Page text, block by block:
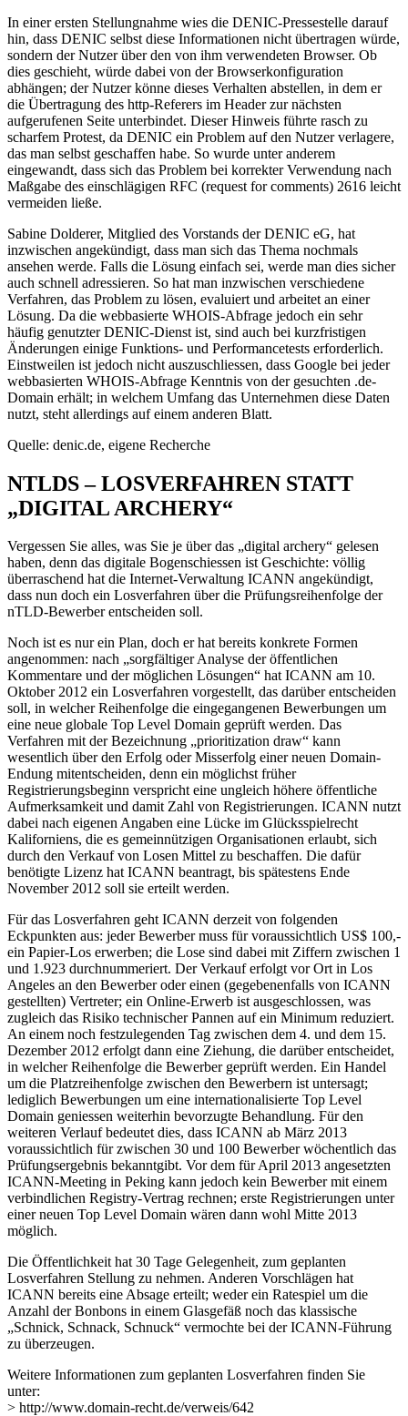
In einer ersten Stellungnahme wies die DENIC-Pressestelle darauf
hin, dass DENIC selbst diese Informationen nicht übertragen würde,
sondern der Nutzer über den von ihm verwendeten Browser. Ob
dies geschieht, würde dabei von der Browserkonfiguration
abhängen; der Nutzer könne dieses Verhalten abstellen, in dem er
die Übertragung des http-Referers im Header zur nächsten
aufgerufenen Seite unterbindet. Dieser Hinweis führte rasch zu
scharfem Protest, da DENIC ein Problem auf den Nutzer verlagere,
das man selbst geschaffen habe. So wurde unter anderem
eingewandt, dass sich das Problem bei korrekter Verwendung nach
Maßgabe des einschlägigen RFC (request for comments) 2616 leicht
vermeiden ließe.
Sabine Dolderer, Mitglied des Vorstands der DENIC eG, hat
inzwischen angekündigt, dass man sich das Thema nochmals
ansehen werde. Falls die Lösung einfach sei, werde man dies sicher
auch schnell adressieren. So hat man inzwischen verschiedene
Verfahren, das Problem zu lösen, evaluiert und arbeitet an einer
Lösung. Da die webbasierte WHOIS-Abfrage jedoch ein sehr
häufig genutzter DENIC-Dienst ist, sind auch bei kurzfristigen
Änderungen einige Funktions- und Performancetests erforderlich.
Einstweilen ist jedoch nicht auszuschliessen, dass Google bei jeder
webbasierten WHOIS-Abfrage Kenntnis von der gesuchten .de-
Domain erhält; in welchem Umfang das Unternehmen diese Daten
nutzt, steht allerdings auf einem anderen Blatt.
Quelle: denic.de, eigene Recherche
NTLDS – LOSVERFAHREN STATT
„DIGITAL ARCHERY“
Vergessen Sie alles, was Sie je über das „digital archery“ gelesen
haben, denn das digitale Bogenschiessen ist Geschichte: völlig
überraschend hat die Internet-Verwaltung ICANN angekündigt,
dass nun doch ein Losverfahren über die Prüfungsreihenfolge der
nTLD-Bewerber entscheiden soll.
Noch ist es nur ein Plan, doch er hat bereits konkrete Formen
angenommen: nach „sorgfältiger Analyse der öffentlichen
Kommentare und der möglichen Lösungen“ hat ICANN am 10.
Oktober 2012 ein Losverfahren vorgestellt, das darüber entscheiden
soll, in welcher Reihenfolge die eingegangenen Bewerbungen um
eine neue globale Top Level Domain geprüft werden. Das
Verfahren mit der Bezeichnung „prioritization draw“ kann
wesentlich über den Erfolg oder Misserfolg einer neuen Domain-
Endung mitentscheiden, denn ein möglichst früher
Registrierungsbeginn verspricht eine ungleich höhere öffentliche
Aufmerksamkeit und damit Zahl von Registrierungen. ICANN nutzt
dabei nach eigenen Angaben eine Lücke im Glücksspielrecht
Kaliforniens, die es gemeinnützigen Organisationen erlaubt, sich
durch den Verkauf von Losen Mittel zu beschaffen. Die dafür
benötigte Lizenz hat ICANN beantragt, bis spätestens Ende
November 2012 soll sie erteilt werden.
Für das Losverfahren geht ICANN derzeit von folgenden
Eckpunkten aus: jeder Bewerber muss für voraussichtlich US$ 100,-
ein Papier-Los erwerben; die Lose sind dabei mit Ziffern zwischen 1
und 1.923 durchnummeriert. Der Verkauf erfolgt vor Ort in Los
Angeles an den Bewerber oder einen (gegebenenfalls von ICANN
gestellten) Vertreter; ein Online-Erwerb ist ausgeschlossen, was
zugleich das Risiko technischer Pannen auf ein Minimum reduziert.
An einem noch festzulegenden Tag zwischen dem 4. und dem 15.
Dezember 2012 erfolgt dann eine Ziehung, die darüber entscheidet,
in welcher Reihenfolge die Bewerber geprüft werden. Ein Handel
um die Platzreihenfolge zwischen den Bewerbern ist untersagt;
lediglich Bewerbungen um eine internationalisierte Top Level
Domain geniessen weiterhin bevorzugte Behandlung. Für den
weiteren Verlauf bedeutet dies, dass ICANN ab März 2013
voraussichtlich für zwischen 30 und 100 Bewerber wöchentlich das
Prüfungsergebnis bekanntgibt. Vor dem für April 2013 angesetzten
ICANN-Meeting in Peking kann jedoch kein Bewerber mit einem
verbindlichen Registry-Vertrag rechnen; erste Registrierungen unter
einer neuen Top Level Domain wären dann wohl Mitte 2013
möglich.
Die Öffentlichkeit hat 30 Tage Gelegenheit, zum geplanten
Losverfahren Stellung zu nehmen. Anderen Vorschlägen hat
ICANN bereits eine Absage erteilt; weder ein Ratespiel um die
Anzahl der Bonbons in einem Glasgefäß noch das klassische
„Schnick, Schnack, Schnuck“ vermochte bei der ICANN-Führung
zu überzeugen.
Weitere Informationen zum geplanten Losverfahren finden Sie
unter:
> http://www.domain-recht.de/verweis/642